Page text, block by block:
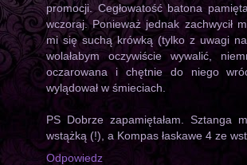
promocji. Cegłowatość batona
wczoraj. Ponieważ jednak zachwycił
mi się suchą krówką (tylko z uwagi
wolałabym oczywiście wywalić,
oczarowana i chętnie do niego
wylądował w śmieciach.
PS Dobrze zapamiętałam. Sztanga
wstążką (!), a Kompas łaskawe 4 ze
Odpowiedz